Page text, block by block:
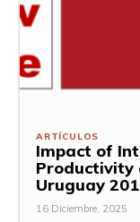
ARTÍCULOS
Impact of
Productivity
Uruguay
16 Diciembre, 2025